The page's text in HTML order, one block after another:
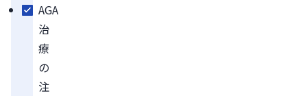
AGA
治
療
の
注